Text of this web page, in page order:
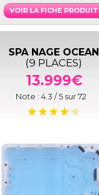
VOIR LA FICHE PRODUIT
SPA NAGE OCEAN
(9 PLACES)
13.999€
Note : 4.3 / 5 sur72